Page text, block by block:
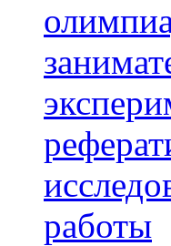
работы